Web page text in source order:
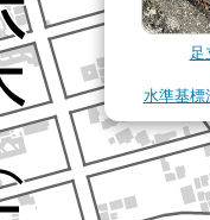
足
水準基標